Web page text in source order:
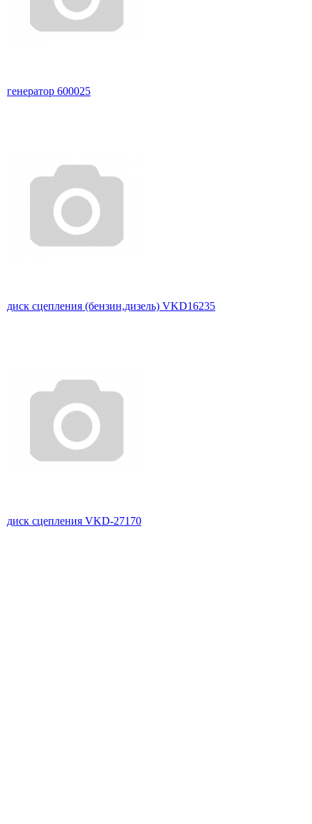
генератор 600025
диск сцепления (бензин,дизель) VKD16235
диск сцепления VKD-27170